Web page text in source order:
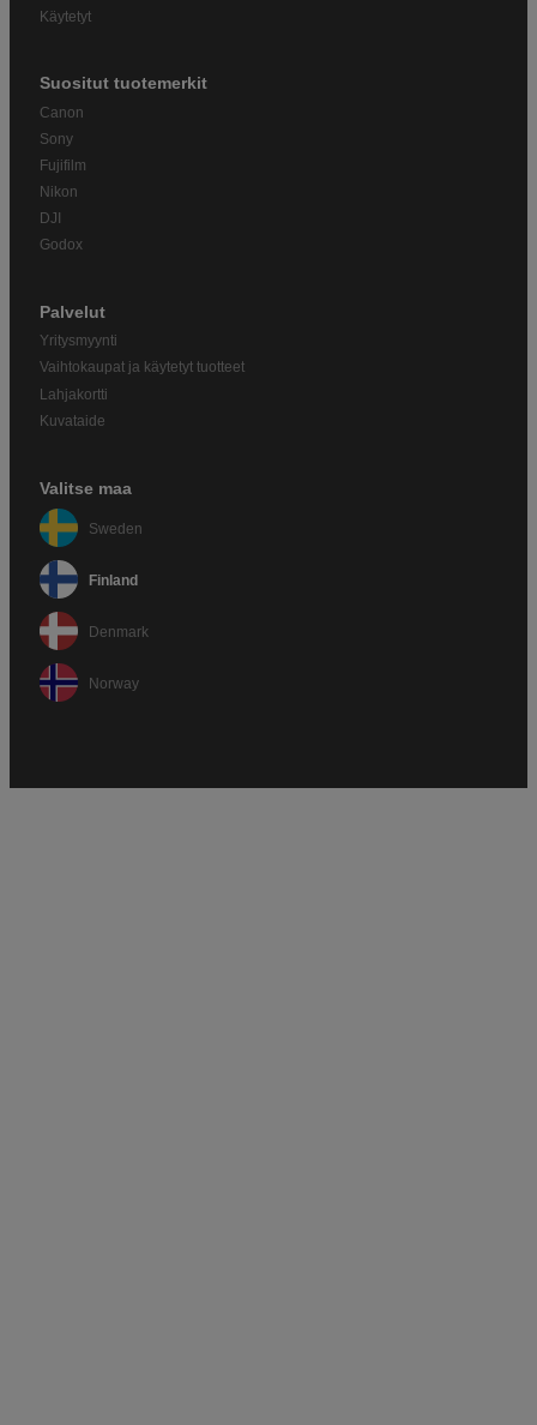
Käytetyt
Suositut tuotemerkit
Canon
Sony
Fujifilm
Nikon
DJI
Godox
Palvelut
Yritysmyynti
Vaihtokaupat ja käytetyt tuotteet
Lahjakortti
Kuvataide
Valitse maa
Sweden
Finland
Denmark
Norway